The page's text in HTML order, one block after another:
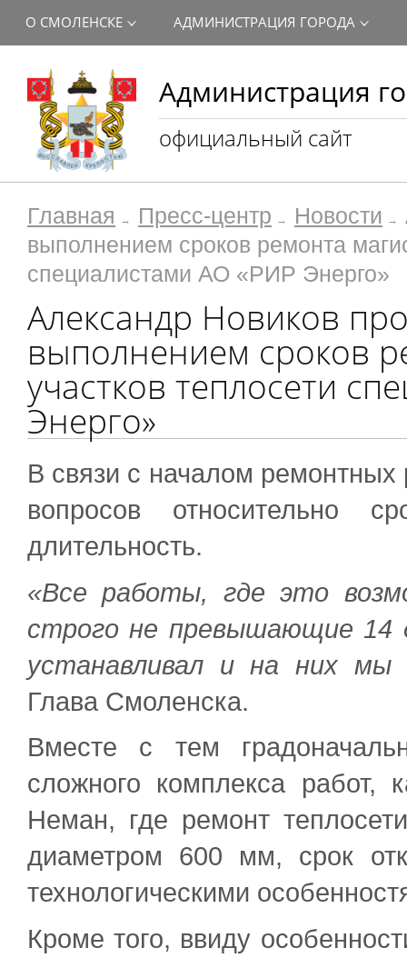
Администрация
официальный сайт
О СМОЛЕНСКЕ АДМИНИСТРАЦИЯ ГОРОДА
Главная Пресс-центр Новости
выполнением сроков ремонта
специалистами АО «РИР Энерго»
Александр Новиков
выполнением сроков
участков теплосети
Энерго»
В связи с началом ремонтных
вопросов
длительность.
«Все работы, где это
строго не превышающие 14
устанавливал и на них мы
Глава Смоленска.
Вместе с тем
сложного комплекса
Неман, где ремонт
диаметром 600 мм, срок
технологическими
Кроме того, ввиду